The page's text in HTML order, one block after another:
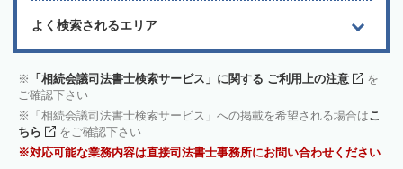
よく検索されるエリア
「相続会議司法書士検索サービス」に関する ご利用上の注意
を
ご確認下さい
「相続会議司法書士検索サービス」への掲載を希望される場合はこ
ちら
をご確認下さい
対応可能な業務内容は直接司法書士事務所にお問い合わせください